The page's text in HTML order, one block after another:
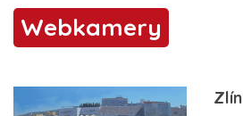
Webkamery
Zlín